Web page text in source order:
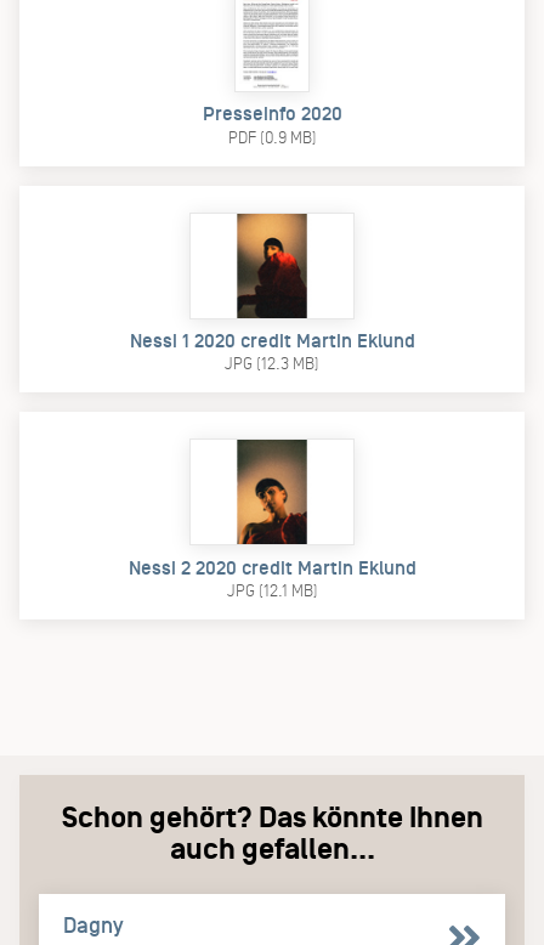
Presseinfo 2020
PDF (0.9 MB)
Nessi 1 2020 credit Martin Eklund
JPG (12.3 MB)
Nessi 2 2020 credit Martin Eklund
JPG (12.1 MB)
Schon gehört? Das könnte Ihnen
auch gefallen...
Dagny